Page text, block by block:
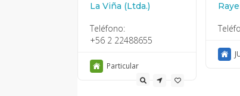
La Viña (Ltda.)
Teléfono:
+56 2 22488655
Particular